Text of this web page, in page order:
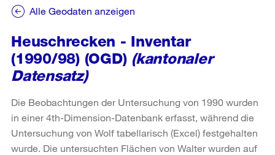
Alle Geodaten anzeigen
Heuschrecken - Inventar
(1990/98) (OGD) (kantonaler
Datensatz)
Die Beobachtungen der Untersuchung von 1990 wurden
in einer 4th-Dimension-Datenbank erfasst, während die
Untersuchung von Wolf tabellarisch (Excel) festgehalten
wurde. Die untersuchten Flächen von Walter wurden auf